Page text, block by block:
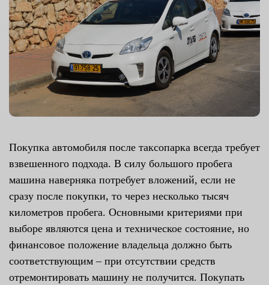
Покупка автомобиля после таксопарка всегда требует
взвешенного подхода. В силу большого пробега
машина наверняка потребует вложений, если не
сразу после покупки, то через несколько тысяч
километров пробега. Основными критериями при
выборе являются цена и техническое состояние, но
финансовое положение владельца должно быть
соответствующим – при отсутствии средств
отремонтировать машину не получится. Покупать